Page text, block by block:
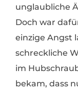
unglaubliche
Doch war
einzige Angst
schreckliche
im
bekam, dass